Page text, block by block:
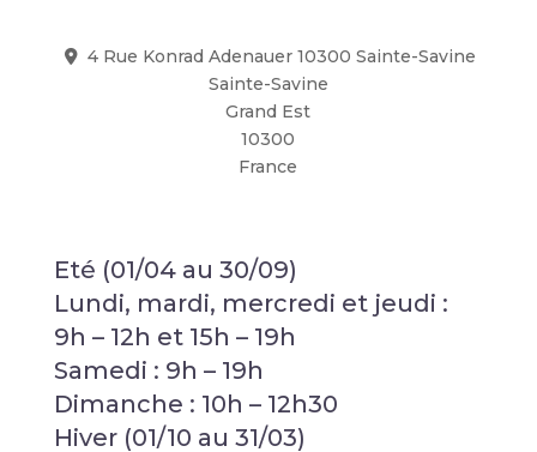
4 Rue Konrad Adenauer 10300 Sainte-Savine
Sainte-Savine
Grand Est
10300
France
Eté (01/04 au 30/09)
Lundi, mardi, mercredi et jeudi :
9h – 12h et 15h – 19h
Samedi : 9h – 19h
Dimanche : 10h – 12h30
Hiver (01/10 au 31/03)